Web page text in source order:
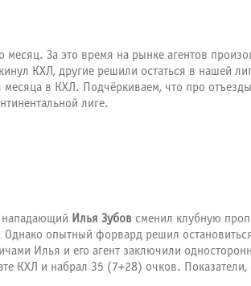
месяц. За это время на рынке агентов
КХЛ, другие решили остаться в нашей
месяца в КХЛ. Подчёркиваем, что про отъезды
лиге.
нападающий Илья Зубов сменил клубную
опытный форвард решил
Илья и его агент заключили
КХЛ и набрал 35 (7+28) очков. Показатели,